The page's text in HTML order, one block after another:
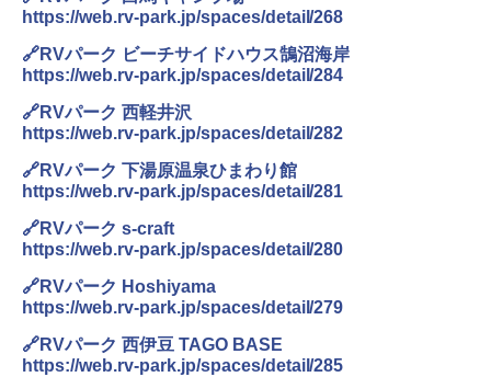
A09 地球の歩き方 イタリア 2026～2027 地
￥2,479
ァキア 2026～2027 地球の歩き方A ヨーロッ
パ
￥2,277
[キャンパーズコレクション 山善] 傘みたいに
広げるだけ パッとサッとテント ブラックコ
ーティング フルクローズ メッシュ 3-4人用
ュ(BC仕様) PATC-150B(EB)
[キャンパーズコレクション 山善] 傘みたいに
広げるだけ パッとサッとテント キューブワ
イド ブラックコーティング フルクローズ メ
ッシュ 4人用 簡単設置 ポップアップテント P
ATCW-150B エクルベージュ
ポインターライト 強力 小型 緑色/赤色/青紫色
USB充電式 高精度 超長距離照射 長時間使用
可能 安全ロック付き 高安全性 金属製耐久 コ
ンパクト多機能設計 持ち運び便利 アウトド
ア/オフィス/教育現場/展示会用 緑
￥1,180
熊撃退スプレー 熊よけスプレー 熊スプレー
【日本企業販売】超強力クマ対策スプレー 30
0ml（連続噴射30秒）110ml（連続噴射15
秒）射程5～10m 安全ロック搭載 携帯収納袋
付き ヒグマ・イノシシ対策 自治体・教育機
関の購入実績 登山・キャンプ・アウトドア・
防災用品 長期保存可能 緊急時用 日本国内発
送
https://web.rv-park.jp/spaces/detail/268
🔗RVパーク ビーチサイドハウス鵠沼海岸
https://web.rv-park.jp/spaces/detail/284
🔗RVパーク 西軽井沢
https://web.rv-park.jp/spaces/detail/282
🔗RVパーク 下湯原温泉ひまわり館
https://web.rv-park.jp/spaces/detail/281
🔗RVパーク s-craft
https://web.rv-park.jp/spaces/detail/280
🔗RVパーク Hoshiyama
https://web.rv-park.jp/spaces/detail/279
🔗RVパーク 西伊豆 TAGO BASE
https://web.rv-park.jp/spaces/detail/285